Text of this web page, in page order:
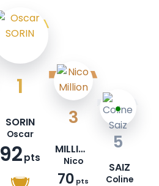
1
SORIN
Oscar
92pts
3
MILLION
Nico
70 pts
5
SAIZ
Coline